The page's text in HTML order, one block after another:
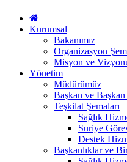
Kurumsal
Bakanımız
Organizasyon
Misyon ve
Yönetim
Müdürümüz
Başkan ve Başkan
Teşkilat Şemaları
Sağlık
Suriye
Destek
Başkanlıklar ve